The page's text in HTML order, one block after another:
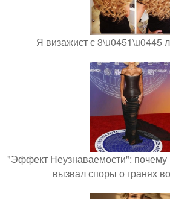
Я визажист с 3\u0451\u0445
"Эффект Неузнаваемости":
вызвал споры о гранях